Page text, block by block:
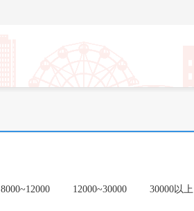
8000~12000 12000~30000 30000以上